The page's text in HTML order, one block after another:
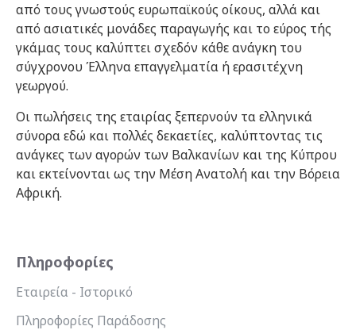
από τους γνωστούς ευρωπαϊκούς οίκους, αλλά και
από ασιατικές μονάδες παραγωγής και το εύρος τής
γκάμας τους καλύπτει σχεδόν κάθε ανάγκη του
σύγχρονου Έλληνα επαγγελματία ή ερασιτέχνη
γεωργού.
Οι πωλήσεις της εταιρίας ξεπερνούν τα ελληνικά
σύνορα εδώ και πολλές δεκαετίες, καλύπτοντας τις
ανάγκες των αγορών των Βαλκανίων και της Κύπρου
και εκτείνονται ως την Μέση Ανατολή και την Βόρεια
Αφρική.
Πληροφορίες
Εταιρεία - Ιστορικό
Πληροφορίες Παράδοσης